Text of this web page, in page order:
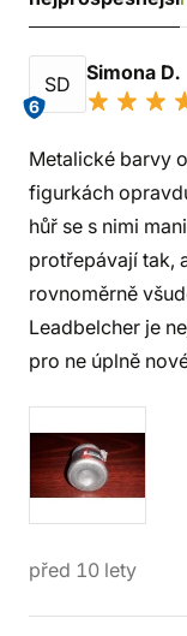
SD
6
Simona D.
Metalické barvy
figurkách
hůř se s nimi
protřepávají tak,
rovnoměrně
Leadbelcher je
pro ne úplně
před 10 lety